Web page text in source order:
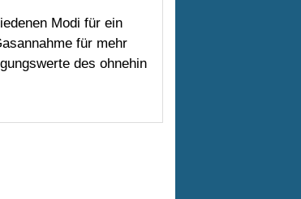
Modi für ein
für mehr
des ohnehin